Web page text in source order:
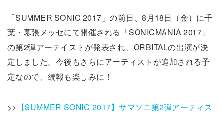
「SUMMER SONIC 2017」の前日、8月18日（金）に千
葉・幕張メッセにて開催される「SONICMANIA 2017」
の第2弾アーテイストが発表され、ORBITALの出演が決
定しました。今後もさらにアーティストが追加される予
定なので、続報も楽しみに！
>> 【SUMMER SONIC 2017】サマソニ第2弾アーティス